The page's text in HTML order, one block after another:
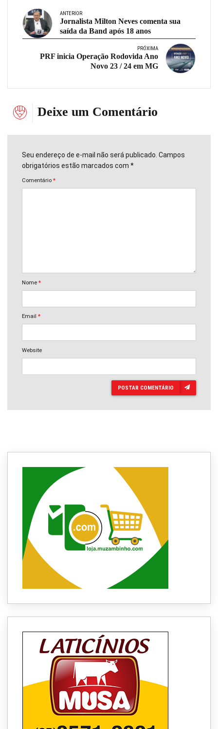
ANTERIOR
Jornalista Milton Neves comenta sua
saída da Band após 18 anos
PRÓXIMA
PRF inicia Operação Rodovida Ano
Novo 23 / 24 em MG
Deixe um Comentário
Seu endereço de e-mail não será publicado. Campos
obrigatórios estão marcados com *
Comentário *
Nome *
Email *
Website
POSTAR COMENTÁRIO